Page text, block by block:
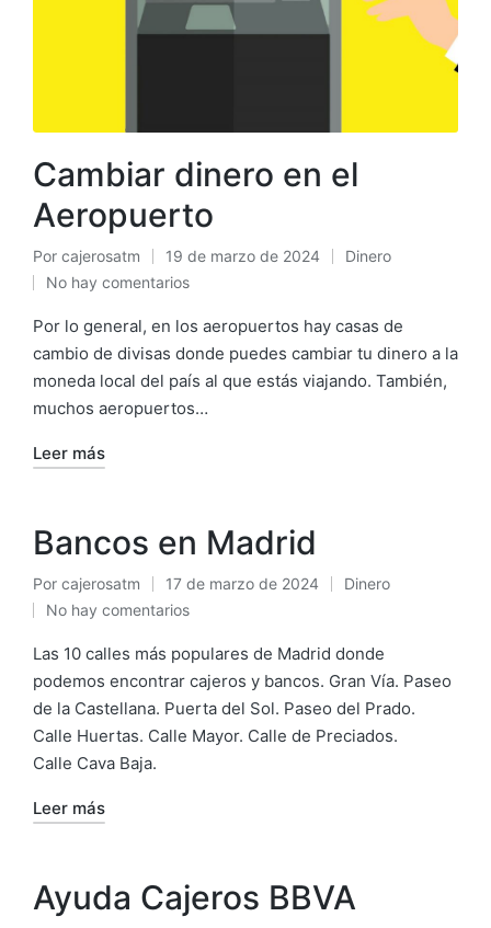
Cambiar dinero en el
Aeropuerto
Publicado
por
Por cajerosatm 19 de marzo de 2024
Publicado
Dinero
No hay comentarios
Por lo general, en los aeropuertos hay casas de
cambio de divisas donde puedes cambiar tu dinero a la
moneda local del país al que estás viajando. También,
muchos aeropuertos…
Leer más
Bancos en Madrid
Publicado
por
Por cajerosatm 17 de marzo de 2024
Publicado
Dinero
No hay comentarios
Las 10 calles más populares de Madrid donde
podemos encontrar cajeros y bancos. Gran Vía. Paseo
de la Castellana. Puerta del Sol. Paseo del Prado.
Calle Huertas. Calle Mayor. Calle de Preciados.
Calle Cava Baja.
Leer más
Ayuda Cajeros BBVA